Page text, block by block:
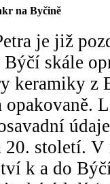
na Byčině
je již
Býčí skále
keramiky
století.
k a do